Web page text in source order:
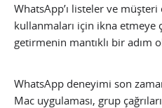
WhatsApp’ı listeler ve
kullanmaları için ikna etmeye
getirmenin mantıklı bir adım
WhatsApp deneyimi son
Mac uygulaması, grup